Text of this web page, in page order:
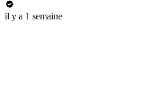
il y a 1 semaine